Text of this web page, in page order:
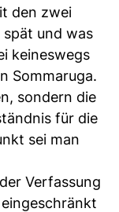
den zwei
und was
keineswegs
Sommaruga.
sondern die
für die
sei man
Verfassung